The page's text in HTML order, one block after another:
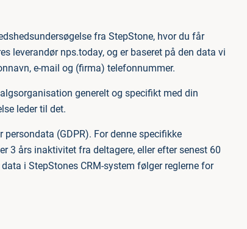
fra StepStone, hvor du får
leverandør nps.today, og er baseret på den data vi
e-mail og (firma) telefonnummer.
generelt og specifikt med din
leder til det.
(GDPR). For denne specifikke
3 års inaktivitet fra deltagere, eller efter senest 60
i StepStones CRM-system følger reglerne for